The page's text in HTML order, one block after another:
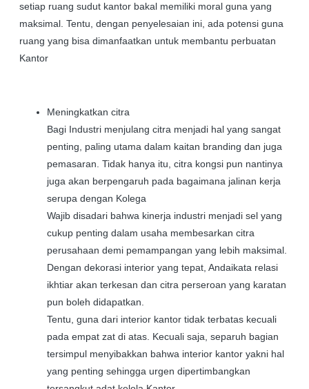
setiap ruang sudut kantor bakal memiliki moral guna yang
maksimal. Tentu, dengan penyelesaian ini, ada potensi guna
ruang yang bisa dimanfaatkan untuk membantu perbuatan
Kantor
Meningkatkan citra
Bagi Industri menjulang citra menjadi hal yang sangat
penting, paling utama dalam kaitan branding dan juga
pemasaran. Tidak hanya itu, citra kongsi pun nantinya
juga akan berpengaruh pada bagaimana jalinan kerja
serupa dengan Kolega
Wajib disadari bahwa kinerja industri menjadi sel yang
cukup penting dalam usaha membesarkan citra
perusahaan demi pemampangan yang lebih maksimal.
Dengan dekorasi interior yang tepat, Andaikata relasi
ikhtiar akan terkesan dan citra perseroan yang karatan
pun boleh didapatkan.
Tentu, guna dari interior kantor tidak terbatas kecuali
pada empat zat di atas. Kecuali saja, separuh bagian
tersimpul menyibakkan bahwa interior kantor yakni hal
yang penting sehingga urgen dipertimbangkan